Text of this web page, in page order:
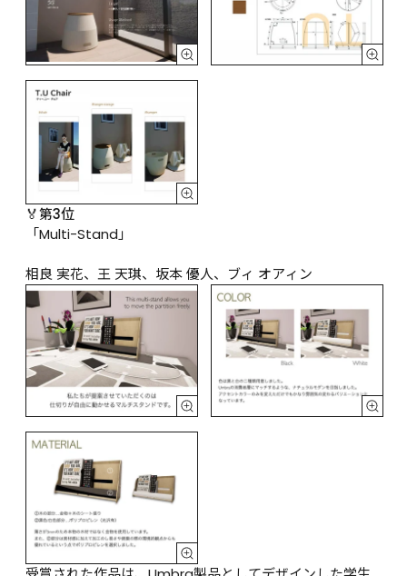
🏅第3位
「Multi-Stand」
相良 実花、王 天琪、坂本 優人、ブィ オアィン